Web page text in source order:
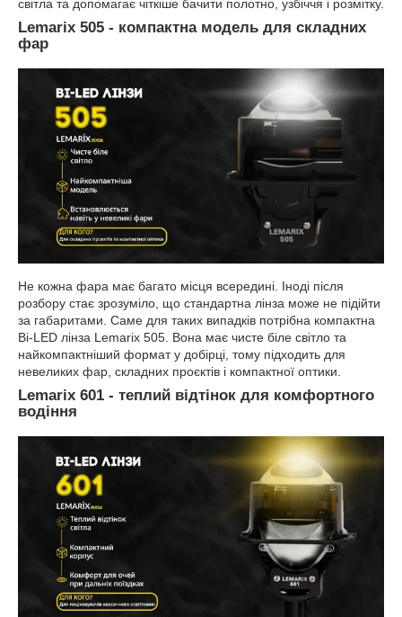
світла та допомагає чіткіше бачити полотно, узбіччя і розмітку.
Lemarix 505 - компактна модель для складних
фар
Не кожна фара має багато місця всередині. Іноді після
розбору стає зрозуміло, що стандартна лінза може не підійти
за габаритами. Саме для таких випадків потрібна компактна
Bi-LED лінза Lemarix 505. Вона має чисте біле світло та
найкомпактніший формат у добірці, тому підходить для
невеликих фар, складних проєктів і компактної оптики.
Lemarix 601 - теплий відтінок для комфортного
водіння